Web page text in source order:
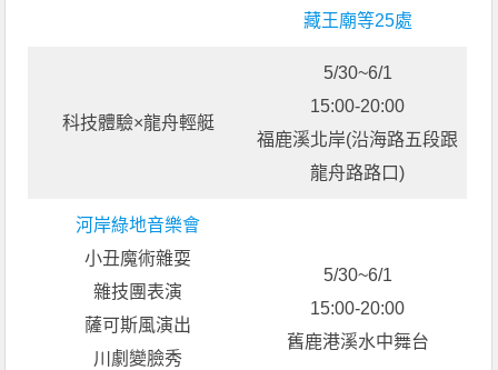
藏王廟等25處
科技體驗×龍舟輕艇
5/30~6/1
15:00-20:00
福鹿溪北岸(沿海路五段跟
龍舟路路口)
河岸綠地音樂會
小丑魔術雜耍
雜技團表演
薩可斯風演出
川劇變臉秀
5/30~6/1
15:00-20:00
舊鹿港溪水中舞台